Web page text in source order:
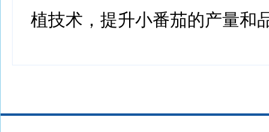
植技术，提升小番茄的产量和